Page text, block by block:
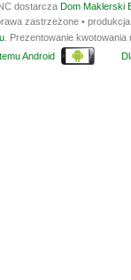
dostarcza Dom Maklerski
zastrzeżone • produkcja:
. Prezentowanie
Android